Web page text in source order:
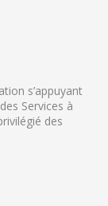
s’appuyant
Services à
des